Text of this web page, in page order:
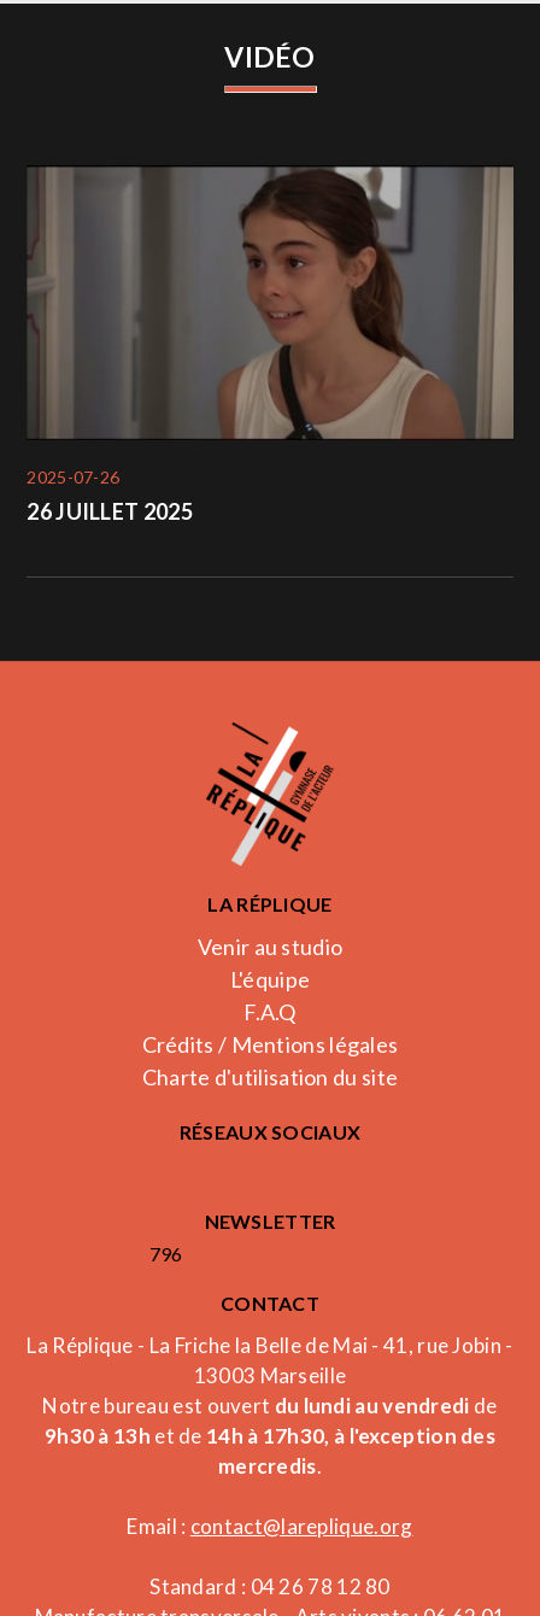
VIDÉO
2025-07-26
26 JUILLET 2025
LA RÉPLIQUE
Venir au studio
L'équipe
F.A.Q
Crédits / Mentions légales
Charte d'utilisation du site
RÉSEAUX SOCIAUX
NEWSLETTER
796
CONTACT
La Réplique - La Friche la Belle de Mai - 41, rue Jobin -
13003 Marseille
Notre bureau est ouvert du lundi au vendredi de
9h30 à 13h et de 14h à 17h30, à l'exception des
mercredis.
Email : contact@lareplique.org
Standard : 04 26 78 12 80